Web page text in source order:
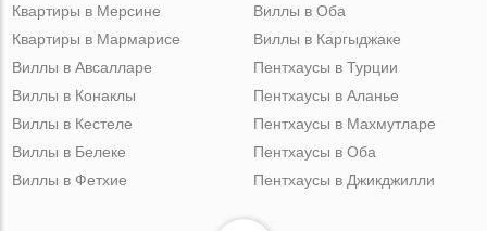
Квартиры в Мерсине
Квартиры в Мармарисе
Виллы в Оба
Виллы в Каргыджаке
Виллы в Авсалларе
Виллы в Конаклы
Виллы в Кестеле
Виллы в Белеке
Виллы в Фетхие
Пентхаусы в Турции
Пентхаусы в Аланье
Пентхаусы в Махмутларе
Пентхаусы в Оба
Пентхаусы в Джикджилли